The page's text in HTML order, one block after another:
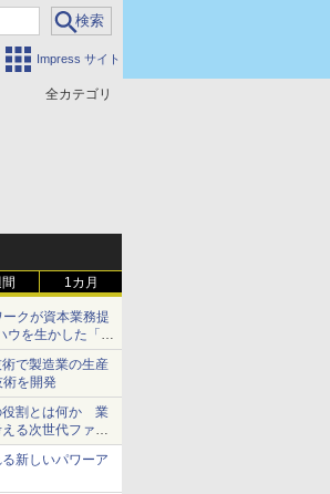
Impress サイト
全カテゴリ
1カ月
クが資本業務提
ウを生かした「AI
で製造業の生産
を開発
役割とは何か 業
る次世代ファイ
新しいパワーア